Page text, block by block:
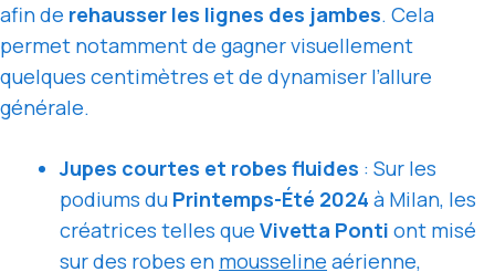
afin de rehausser les lignes des jambes. Cela
permet notamment de gagner visuellement
quelques centimètres et de dynamiser l’allure
générale.
Jupes courtes et robes fluides : Sur les
podiums du Printemps-Été 2024 à Milan, les
créatrices telles que Vivetta Ponti ont misé
sur des robes en mousseline aérienne,